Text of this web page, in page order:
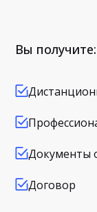
Вы получите:
Документы
Договор